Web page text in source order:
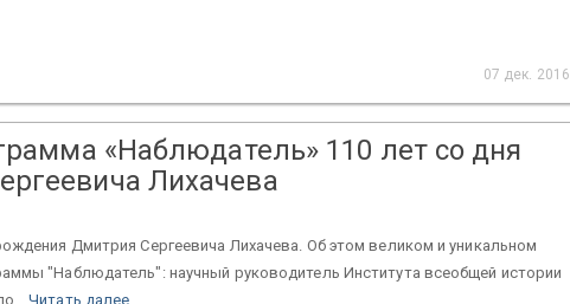
07 дек. 2016
«Наблюдатель» 110 лет со дня
Лихачева
Дмитрия Сергеевича Лихачева. Об этом великом и уникальном
"Наблюдатель": научный руководитель Института всеобщей истории
Читать далее